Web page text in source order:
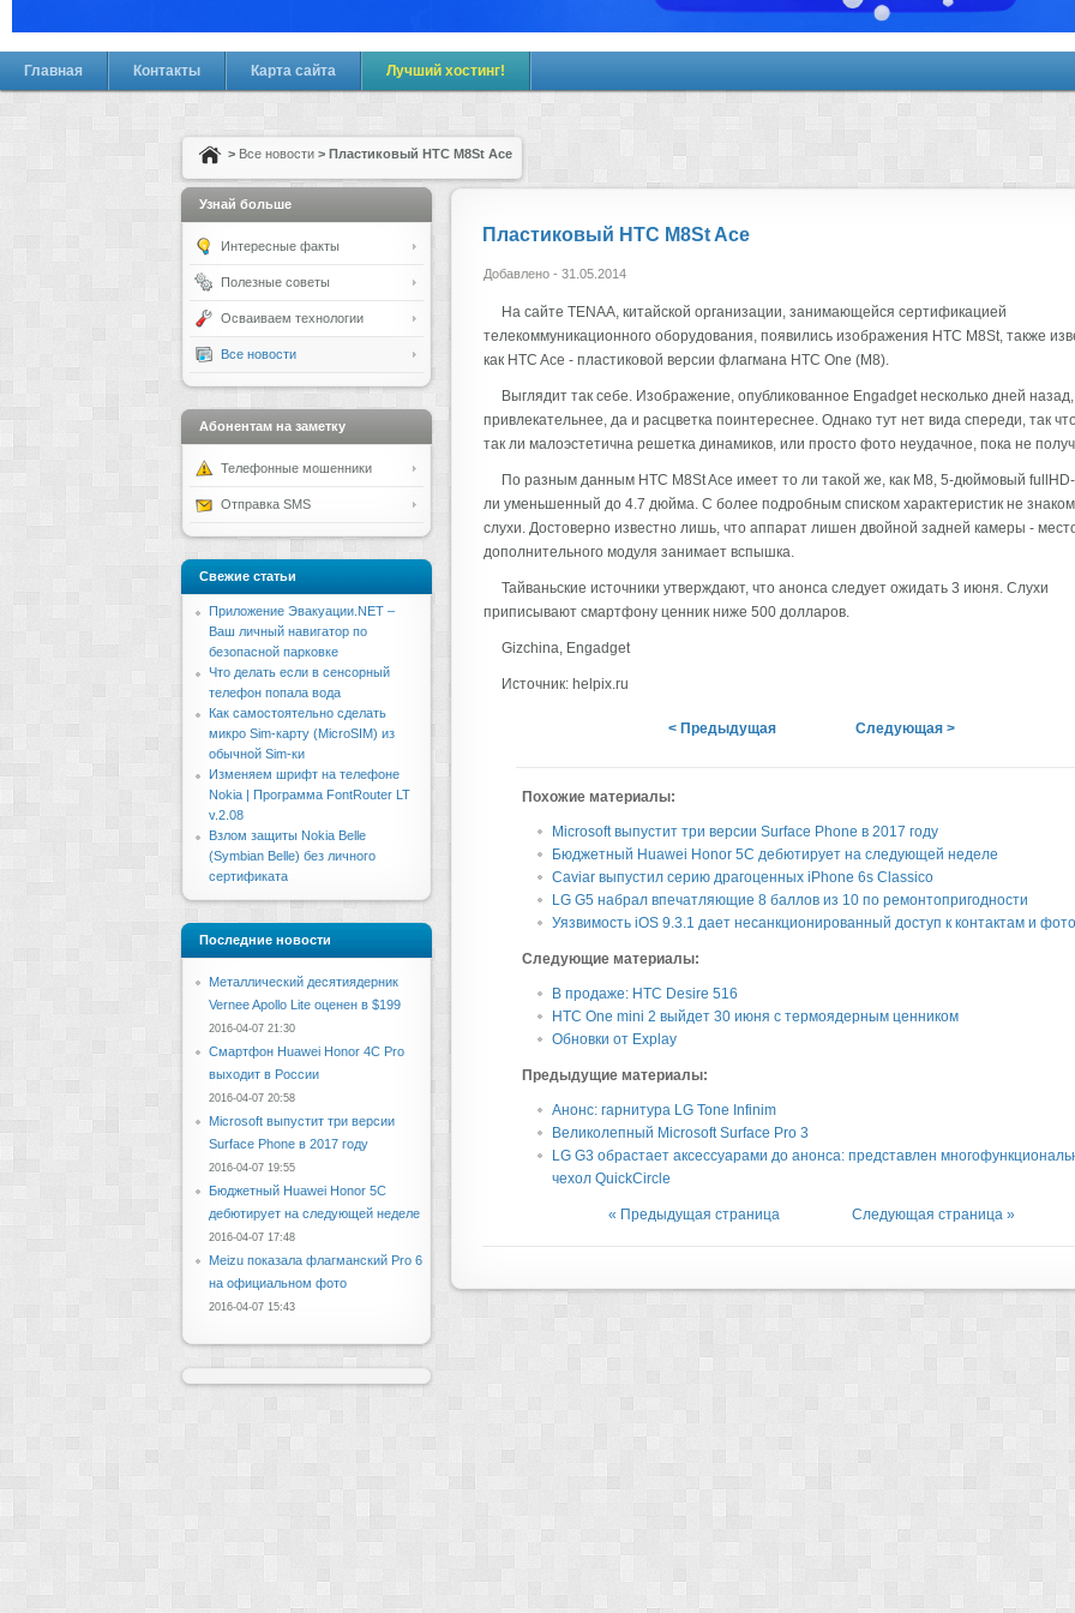
Главная Контакты Карта сайта Лучший хостинг!
> Все новости > Пластиковый HTC M8St Ace
Пластиковый HTC M8St Ace
Добавлено - 31.05.2014
На сайте TENAA, китайской организации, занимающейся сертификацией
телекоммуникационного оборудования, появились изображения HTC M8St, также
как HTC Ace - пластиковой версии флагмана HTC One (M8).
Выглядит так себе. Изображение, опубликованное Engadget несколько дней назад,
привлекательнее, да и расцветка поинтереснее. Однако тут нет вида спереди, так
так ли малоэстетична решетка динамиков, или просто фото неудачное, пока не
По разным данным HTC M8St Ace имеет то ли такой же, как M8, 5-дюймовый fullHD-
ли уменьшенный до 4.7 дюйма. С более подробным списком характеристик не
слухи. Достоверно известно лишь, что аппарат лишен двойной задней камеры -
дополнительного модуля занимает вспышка.
Тайваньские источники утверждают, что анонса следует ожидать 3 июня. Слухи
приписывают смартфону ценник ниже 500 долларов.
Gizchina, Engadget
Источник: helpix.ru
< Предыдущая Следующая >
Похожие материалы:
Microsoft выпустит три версии Surface Phone в 2017 году
Бюджетный Huawei Honor 5C дебютирует на следующей неделе
Caviar выпустил серию драгоценных iPhone 6s Classico
LG G5 набрал впечатляющие 8 баллов из 10 по ремонтопригодности
Уязвимость iOS 9.3.1 дает несанкционированный доступ к контактам и фото
Следующие материалы:
В продаже: HTC Desire 516
HTC One mini 2 выйдет 30 июня с термоядерным ценником
Обновки от Explay
Предыдущие материалы:
Анонс: гарнитура LG Tone Infinim
Великолепный Microsoft Surface Pro 3
LG G3 обрастает аксессуарами до анонса: представлен
чехол QuickCircle
« Предыдущая страница Следующая страница »
Узнай больше
Интересные факты
Полезные советы
Осваиваем технологии
Все новости
Абонентам на заметку
Телефонные мошенники
Отправка SMS
Свежие статьи
Приложение Эвакуации.NET –
Ваш личный навигатор по
безопасной парковке
Что делать если в сенсорный
телефон попала вода
Как самостоятельно сделать
микро Sim-карту (MicroSIM) из
обычной Sim-ки
Изменяем шрифт на телефоне
Nokia | Программа FontRouter LT
v.2.08
Взлом защиты Nokia Belle
(Symbian Belle) без личного
сертификата
Последние новости
Металлический десятиядерник
Vernee Apollo Lite оценен в $199
2016-04-07 21:30
Смартфон Huawei Honor 4C Pro
выходит в России
2016-04-07 20:58
Microsoft выпустит три версии
Surface Phone в 2017 году
2016-04-07 19:55
Бюджетный Huawei Honor 5C
дебютирует на следующей неделе
2016-04-07 17:48
Meizu показала флагманский Pro 6
на официальном фото
2016-04-07 15:43